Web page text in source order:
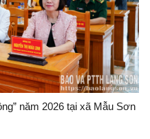
năm 2026 tại xã Mẫu Sơn